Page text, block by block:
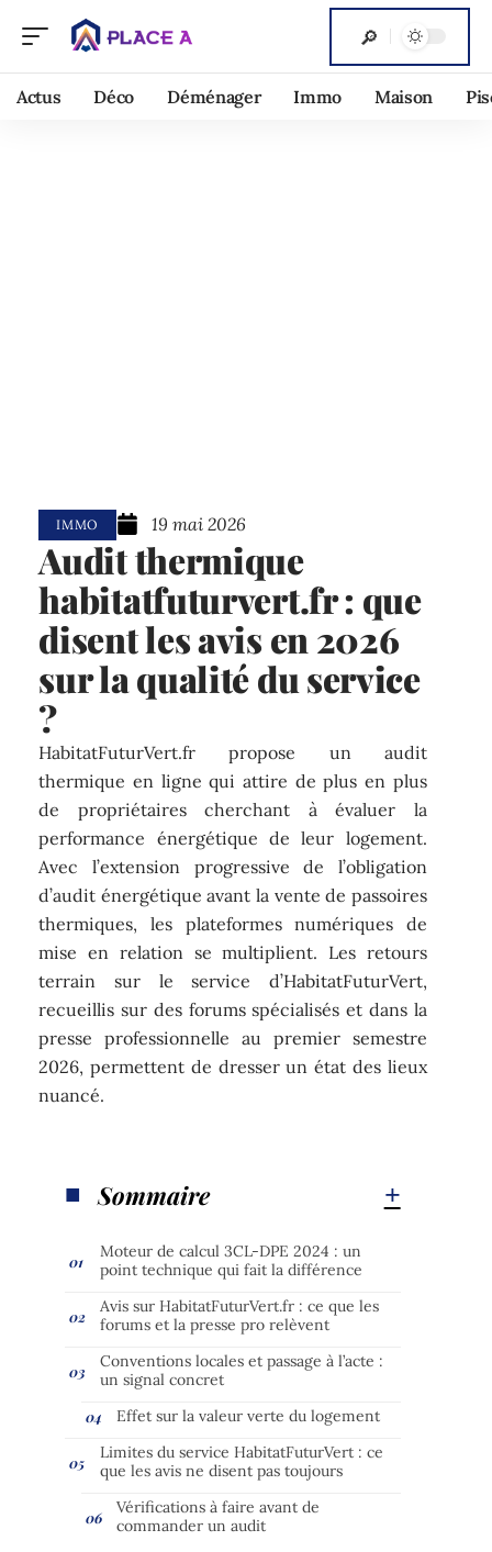
Actus Déco Déménager Immo Maison
IMMO 19 mai 2026
Audit thermique
habitatfuturvert.fr : que
disent les avis en 2026
sur la qualité du service
?
HabitatFuturVert.fr propose un audit
thermique en ligne qui attire de plus en plus
de propriétaires cherchant à évaluer la
performance énergétique de leur logement.
Avec l’extension progressive de l’obligation
d’audit énergétique avant la vente de passoires
thermiques, les plateformes numériques de
mise en relation se multiplient. Les retours
terrain sur le service d’HabitatFuturVert,
recueillis sur des forums spécialisés et dans la
presse professionnelle au premier semestre
2026, permettent de dresser un état des lieux
nuancé.
Sommaire
Moteur de calcul 3CL-DPE 2024 : un
point technique qui fait la différence
Avis sur HabitatFuturVert.fr : ce que les
forums et la presse pro relèvent
Conventions locales et passage à l’acte :
un signal concret
Effet sur la valeur verte du logement
Limites du service HabitatFuturVert : ce
que les avis ne disent pas toujours
Vérifications à faire avant de
commander un audit